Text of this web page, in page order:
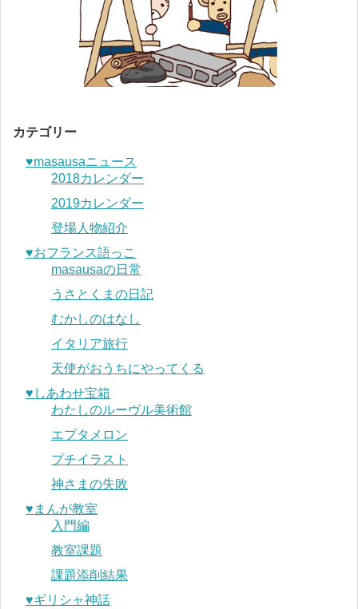
カテゴリー
♥︎masausaニュース
2018カレンダー
2019カレンダー
登場人物紹介
♥︎おフランス語っこ
masausaの日常
うさとくまの日記
むかしのはなし
イタリア旅行
天使がおうちにやってくる
♥︎しあわせ宝箱
わたしのルーヴル美術館
エプタメロン
プチイラスト
神さまの失敗
♥︎まんが教室
入門編
教室課題
課題添削結果
♥︎ギリシャ神話